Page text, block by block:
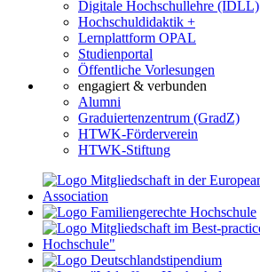
Digitale Hochschullehre (IDLL)
Hochschuldidaktik +
Lernplattform OPAL
Studienportal
Öffentliche Vorlesungen
engagiert & verbunden
Alumni
Graduiertenzentrum (GradZ)
HTWK-Förderverein
HTWK-Stiftung